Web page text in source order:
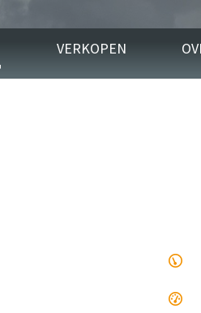
VERKOPEN